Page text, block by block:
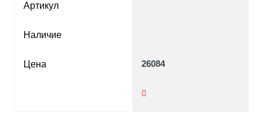
Артикул
Наличие
Цена 26084